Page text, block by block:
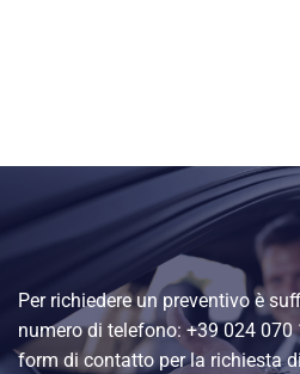
Per richiedere un preventivo è
numero di telefono: +39 024
form di contatto per la richiesta